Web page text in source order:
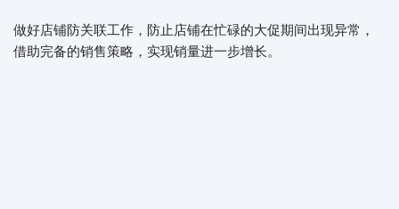
做好店铺防关联工作，防止店铺在忙碌的大促期间出现异常，
借助完备的销售策略，实现销量进一步增长。